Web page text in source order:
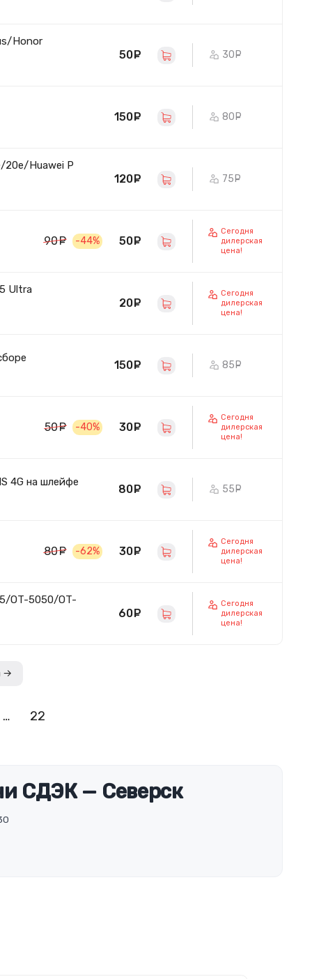
Honor
50 руб. 30
150 руб. 80
20e/Huawei P
120 руб. 75
90 руб.
-44% 50 руб.
Сегодня
дилерская
цена!
Ultra
20 руб.
Сегодня
дилерская
цена!
150 руб. 85
50 руб.
-40% 30 руб.
Сегодня
дилерская
цена!
4G на шлейфе
80 руб. 55
80 руб.
-62% 30 руб.
Сегодня
дилерская
цена!
OT-5050/OT-
60 руб.
Сегодня
дилерская
цена!
→
… 22
СДЭК — Северск